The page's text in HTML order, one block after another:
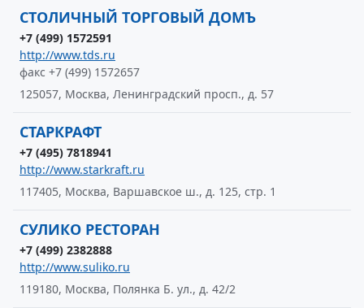
СТОЛИЧНЫЙ ТОРГОВЫЙ ДОМЪ
+7 (499) 1572591
http://www.tds.ru
факс +7 (499) 1572657
125057, Москва, Ленинградский просп., д. 57
СТАРКРАФТ
+7 (495) 7818941
http://www.starkraft.ru
117405, Москва, Варшавское ш., д. 125, стр. 1
СУЛИКО РЕСТОРАН
+7 (499) 2382888
http://www.suliko.ru
119180, Москва, Полянка Б. ул., д. 42/2